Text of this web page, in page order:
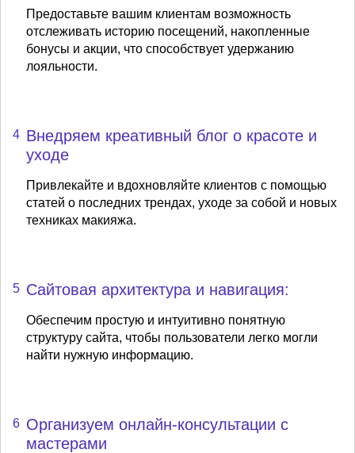
Предоставьте вашим клиентам возможность
отслеживать историю посещений, накопленные
бонусы и акции, что способствует удержанию
лояльности.
4 Внедряем креативный блог о красоте и
уходе
Привлекайте и вдохновляйте клиентов с помощью
статей о последних трендах, уходе за собой и новых
техниках макияжа.
5 Сайтовая архитектура и навигация:
Обеспечим простую и интуитивно понятную
структуру сайта, чтобы пользователи легко могли
найти нужную информацию.
6 Организуем онлайн-консультации с
мастерами